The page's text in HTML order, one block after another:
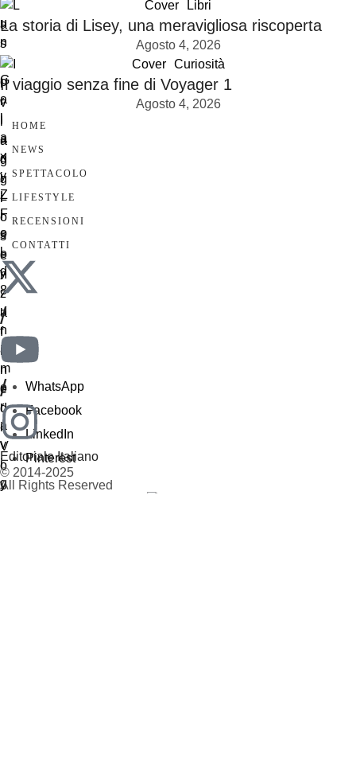
Cover
Libri
La storia di Lisey, una meravigliosa riscoperta
Agosto 4, 2026
Cover
Curiosità
Il viaggio senza fine di Voyager 1
Agosto 4, 2026
HOME
NEWS
SPETTACOLO
LIFESTYLE
RECENSIONI
CONTATTI
/
/
Editoriale Italiano
© 2014-2025
All Rights Reserved
WhatsApp
Facebook
LinkedIn
Pinterest